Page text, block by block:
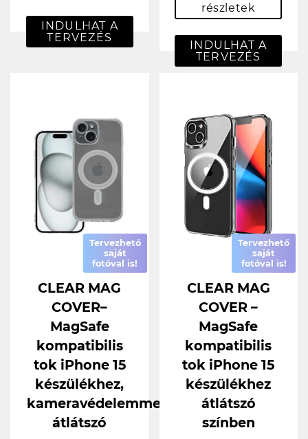
INDULHAT A
TERVEZÉS
részletek
INDULHAT A
TERVEZÉS
Tervezhető
saját
fotóval is!
CLEAR MAG
COVER–
MagSafe
kompatibilis
tok iPhone 15
készülékhez,
kameravédelemmel
átlátszó
Tervezhető
saját
fotóval is!
CLEAR MAG
COVER –
MagSafe
kompatibilis
tok iPhone 15
készülékhez
átlátszó
színben